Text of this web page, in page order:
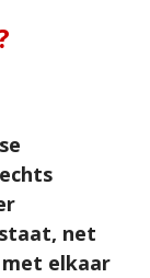
net
met elkaar